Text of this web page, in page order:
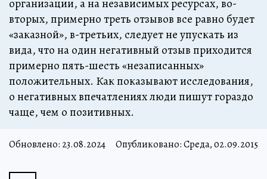
организации, а на независимых ресурсах, во-
вторых, примерно треть отзывов все равно будет
«заказной», в-третьих, следует не упускать из
вида, что на один негативный отзыв приходится
примерно пять-шесть «незаписанных»
положительных. Как показывают исследования,
о негативных впечатлениях люди пишут гораздо
чаще, чем о позитивных.
Обновлено: 23.08.2024 Опубликовано: Среда, 02.09.2015